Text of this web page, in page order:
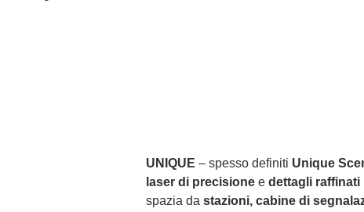
UNIQUE – spesso definiti Unique
laser di precisione e dettagli raffinati
spazia da stazioni, cabine di